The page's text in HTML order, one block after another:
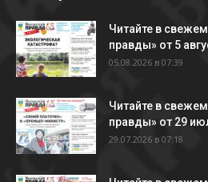
Читайте в
правды» от 5
05.08.2026 в 07:39
Читайте в
правды» от 29
29.07.2026 в 07:18